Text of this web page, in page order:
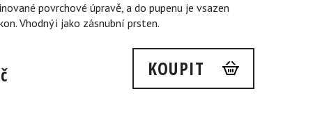
povrchové úpravě, a do pupenu je vsazen
Vhodný i jako zásnubní prsten.
KOUPIT